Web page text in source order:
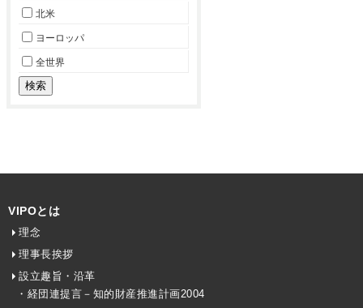
北米
ヨーロッパ
全世界
VIPOとは
理念
理事長挨拶
設立趣旨・沿革
・経団連提言－知的財産推進計画2004